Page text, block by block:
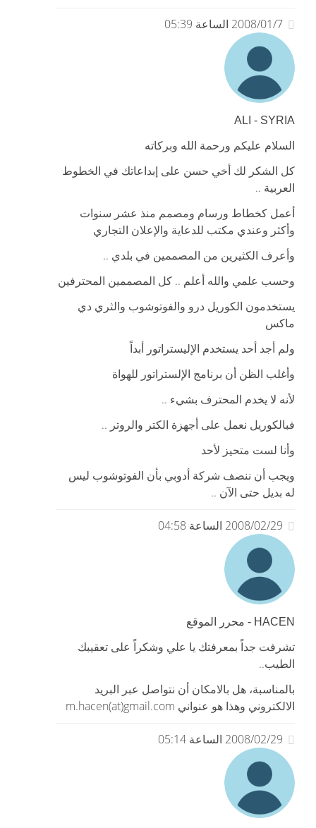
2008/01/7 الساعة 05:39
ALI - SYRIA
السلام عليكم ورحمة الله وبركاته
كل الشكر لك أخي حسن على إبداعاتك في الخطوط
العربية ..
أعمل كخطاط ورسام ومصمم منذ عشر سنوات
وأكثر وعندي مكتب للدعاية والإعلان التجاري
وأعرف الكثيرين من المصممين في بلدي ..
وحسب علمي والله أعلم .. كل المصممين المحترفين
يستخدمون الكوريل درو والفوتوشوب والثري دي
ماكس
ولم أجد أحد يستخدم الإليستراتور أبداً
وأغلب الظن أن برنامج الإلستراتور للهواة
لأنه لا يخدم المحترف بشيء ..
فبالكوريل نعمل على أجهزة الكتر والروتر ..
وأنا لست متحيز لأحد
ويجب أن ننصف شركة أدوبي بأن الفوتوشوب ليس
له بديل حتى الآن ..
2008/02/29 الساعة 04:58
HACEN - محرر الموقع
تشرفت جداً بمعرفتك يا علي وشكراً على تعقيبك
الطيب..
بالمناسبة، هل بالامكان أن نتواصل عبر البريد
الالكتروني وهذا هو عنواني m.hacen(at)gmail.com
2008/02/29 الساعة 05:14